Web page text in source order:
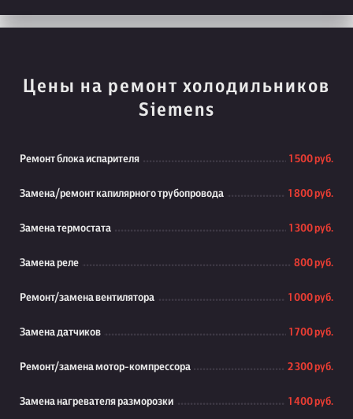
Цены на ремонт холодильников
Siemens
Ремонт блока испарителя 1 500 руб.
Замена/ремонт капилярного трубопровода 1 800 руб.
Замена термостата 1 300 руб.
Замена реле 800 руб.
Ремонт/замена вентилятора 1 000 руб.
Замена датчиков 1 700 руб.
Ремонт/замена мотор-компрессора 2 300 руб.
Замена нагревателя разморозки 1 400 руб.